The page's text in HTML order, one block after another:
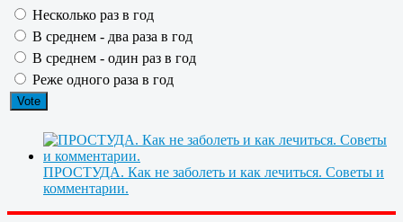
Несколько раз в год
В среднем - два раза в год
В среднем - один раз в год
Реже одного раза в год
ПРОСТУДА. Как не заболеть и как лечиться. Советы и
комментарии.